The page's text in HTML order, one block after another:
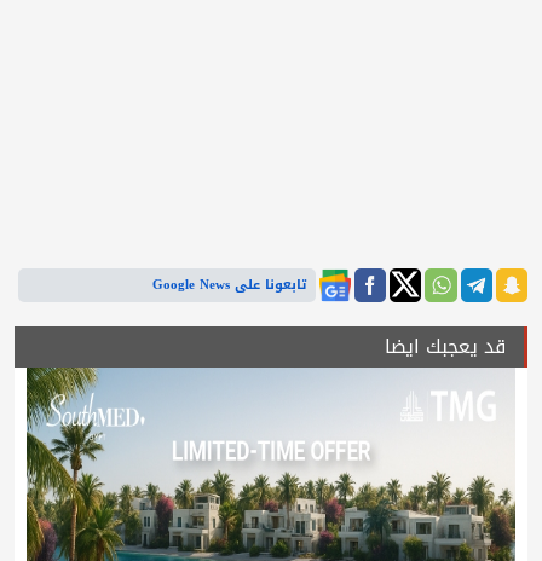
تابعونا على Google News
قد يعجبك ايضا